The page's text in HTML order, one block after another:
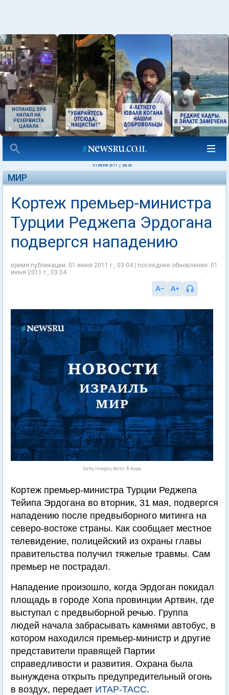
ИСПАНЕЦ ЗРЯ
НАПАЛ НА
РЕЗЕРВИСТА
ЦАХАЛА
01 ИЮНЯ 2011 06:24
МИР
Кортеж премьер-министра
Турции Реджепа Эрдогана
подвергся нападению
время публикации: 01 июня 2011 г., 03:04 | последнее обновление: 01
июня 2011 г., 03:04
Getty Images, Фото: Б.Кара
Кортеж премьер-министра Турции Реджепа
Тейипа Эрдогана во вторник, 31 мая, подвергся
нападению после предвыборного митинга на
северо-востоке страны. Как сообщает местное
телевидение, полицейский из охраны главы
правительства получил тяжелые травмы. Сам
премьер не пострадал.
Нападение произошло, когда Эрдоган покидал
площадь в городе Хопа провинции Артвин, где
выступал с предвыборной речью. Группа
людей начала забрасывать камнями автобус, в
котором находился премьер-министр и другие
представители правящей Партии
справедливости и развития. Охрана была
вынуждена открыть предупредительный огонь
в воздух, передает ИТАР-ТАСС.